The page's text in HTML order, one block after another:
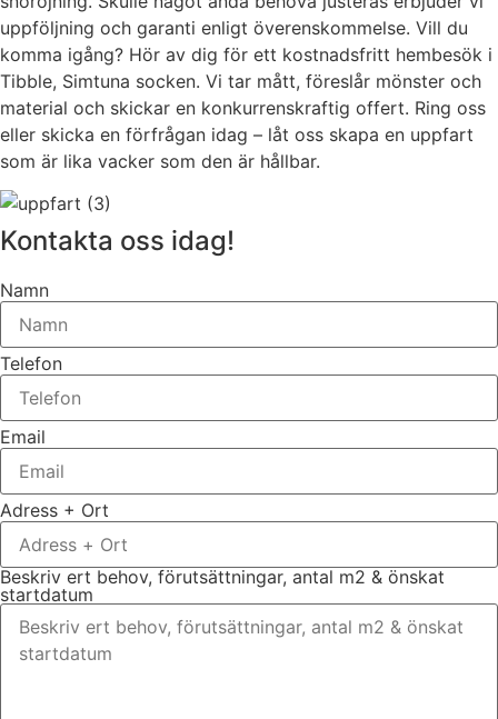
uppföljning och garanti enligt överenskommelse. Vill du
komma igång? Hör av dig för ett kostnadsfritt hembesök i
Tibble, Simtuna socken. Vi tar mått, föreslår mönster och
material och skickar en konkurrenskraftig offert. Ring oss
eller skicka en förfrågan idag – låt oss skapa en uppfart
som är lika vacker som den är hållbar.
Kontakta oss idag!
Namn
Telefon
Email
Adress + Ort
Beskriv ert behov, förutsättningar, antal m2 & önskat
startdatum